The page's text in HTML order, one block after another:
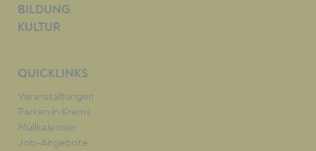
BILDUNG
KULTUR
QUICKLINKS
Veranstaltungen
Parken in Krems
Müllkalender
Job-Angebote